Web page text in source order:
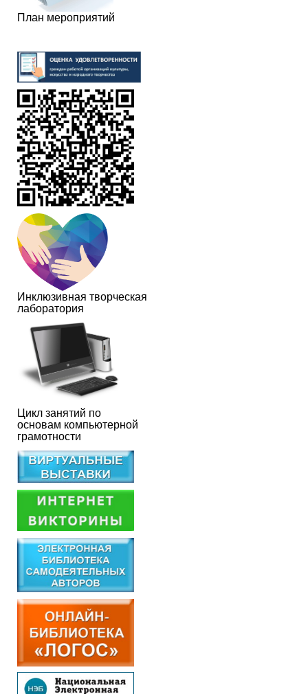
План мероприятий
Инклюзивная творческая
лаборатория
Цикл занятий по
основам компьютерной
грамотности